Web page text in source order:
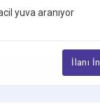
yuva aranıyor
İlanı